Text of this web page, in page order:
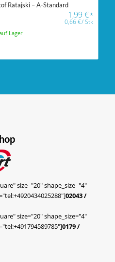
Ratajski – A-Standard
1,99€*
0,66€/Stk
Lager
size="20" shape_size="4"
02043 /
size="20" shape_size="4"
0179 /